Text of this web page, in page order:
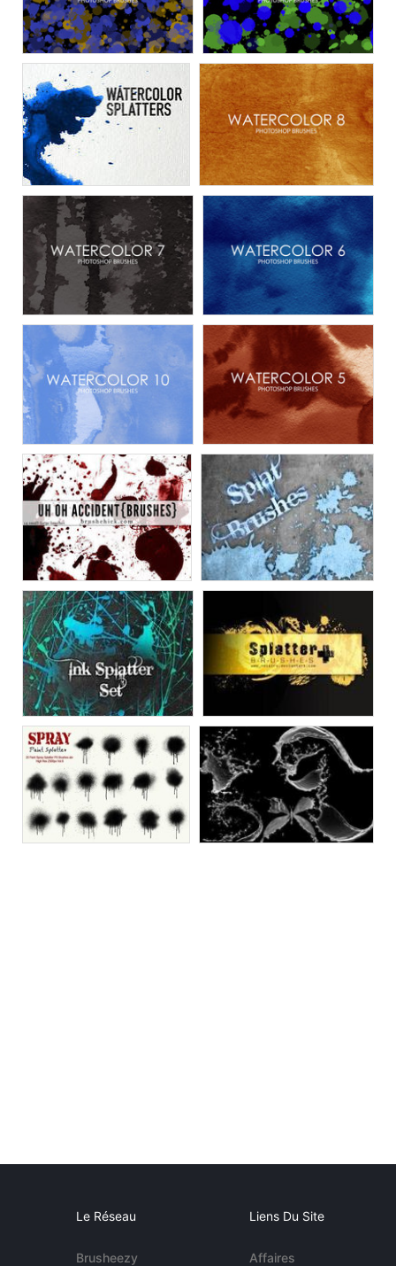
Le Réseau
Brusheezy
Liens Du Site
Affaires